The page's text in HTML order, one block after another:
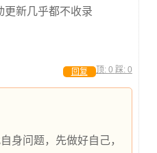
更新几乎都不收录
顶: 0 踩: 0
回复
身问题，先做好自己，